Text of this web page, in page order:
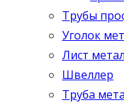
Трубы
Уголок
Лист
Швеллер
Труба